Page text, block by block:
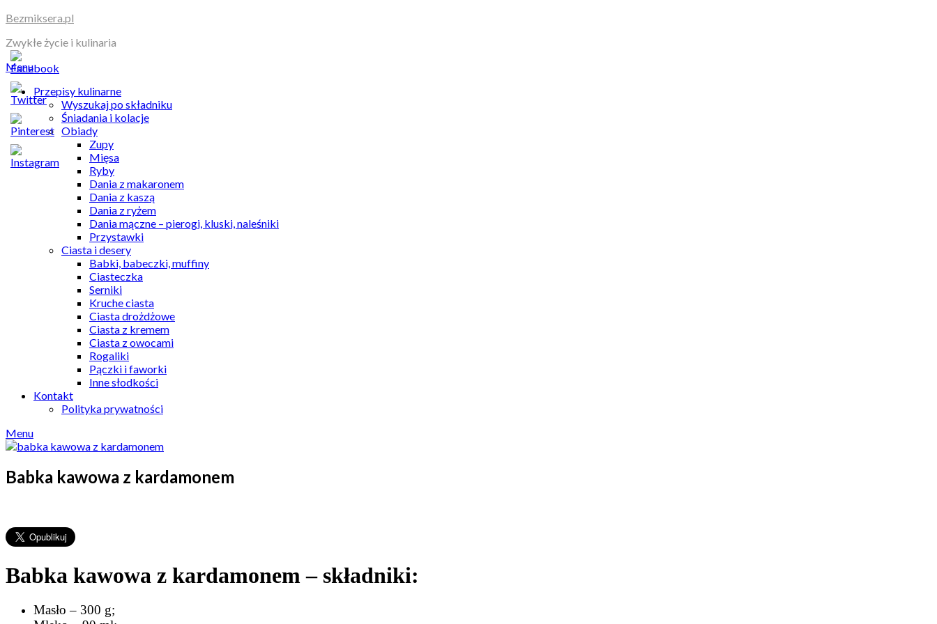
Skip
content
Bezmiksera.pl
Zwykłe życie i kulinaria
Menu
Przepisy kulinarne
Wyszukaj po składniku
Śniadania i kolacje
Obiady
Zupy
Mięsa
Ryby
Dania z makaronem
Dania z kaszą
Dania z ryżem
Dania mączne – pierogi, kluski, naleśniki
Przystawki
Ciasta i desery
Babki, babeczki, muffiny
Ciasteczka
Serniki
Kruche ciasta
Ciasta drożdżowe
Ciasta z kremem
Ciasta z owocami
Rogaliki
Pączki i faworki
Inne słodkości
Kontakt
Polityka prywatności
Menu
Babka kawowa z kardamonem
Babka kawowa z kardamonem – składniki:
Masło – 300 g;